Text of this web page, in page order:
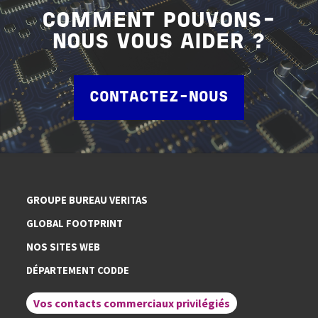
COMMENT POUVONS-
NOUS VOUS AIDER ?
CONTACTEZ-NOUS
GROUPE BUREAU VERITAS
GLOBAL FOOTPRINT
NOS SITES WEB
DÉPARTEMENT CODDE
Vos contacts commerciaux privilégiés